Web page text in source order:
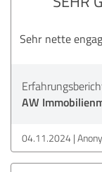
Sehr nette
AW
04.11.2024